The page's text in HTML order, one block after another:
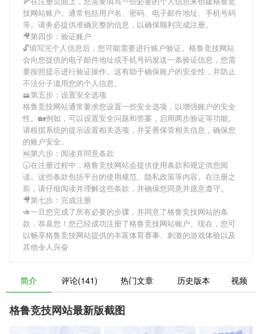
技网站账户。通常包括用户名、密码、电子邮件地址、手机号码
等。请务必提供准确完整的信息，以确保顺利完成注册。
🎥第四步：验证账户
🔓填写完个人信息后，您可能需要进行账户验证。 格鲁竞技网站
会向您提供的电子邮件地址或手机号码发送一条验证信息，您需
要按照提示进行验证操作。这有助于确保账户的安全性，并防止
不法分子滥用您的个人信息。
🚟第五步：设置安全选项
格鲁竞技网站通常要求您设置一些安全选项，以增强账户的安全
性。🏡例如，可以设置安全问题和答案，启用两步验证等功能。
请根据系统的提示设置相关选项，并妥善保管相关信息，确保您
的账户安全。
🆖第六步：阅读并同意条款
🕠在注册过程中， 格鲁竞技网站会提供使用条款和规定供您阅
读。这些条款包括平台的使用规范、隐私政策等内容。在注册之
前，请仔细阅读并理解这些条款，并确保您同意并愿意遵守。
🎥第七步：完成注册
🥑一旦您完成了所有必要的步骤，并同意了格鲁竞技网站的条
款，恭喜您！您已经成功注册了格鲁竞技网站账户。现在，您可
以畅享格鲁竞技网站提供的丰富体育赛事、刺激的游戏体验以及
其他令人兴奋
简介 评论(141) 热门文章 历史版本 视频
格鲁竞技网站最新版截图